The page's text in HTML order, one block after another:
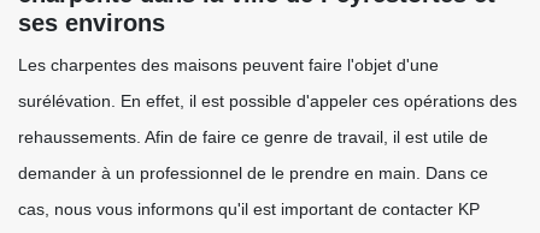
ses environs
Les charpentes des maisons peuvent faire l'objet d'une
surélévation. En effet, il est possible d'appeler ces opérations des
rehaussements. Afin de faire ce genre de travail, il est utile de
demander à un professionnel de le prendre en main. Dans ce
cas, nous vous informons qu'il est important de contacter KP